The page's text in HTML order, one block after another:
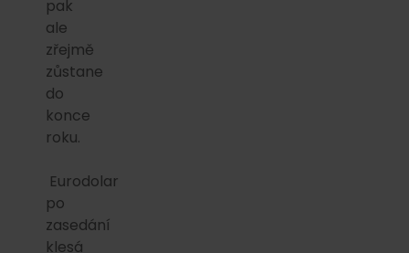
pak
ale
zřejmě
zůstane
do
konce
roku.
Eurodolar
po
zasedání
klesá